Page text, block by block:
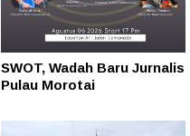
SWOT, Wadah Baru Jurnalis
Pulau Morotai